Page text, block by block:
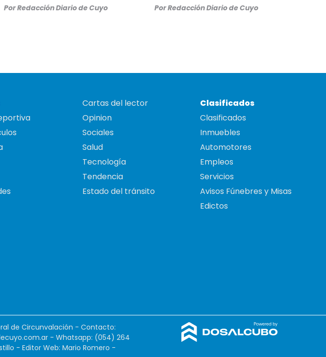
PorRedacción Diario de Cuyo PorRedacción Diario de Cuyo
Cartas del lector
Opinion
Sociales
Salud
Tecnología
Tendencia
Estado del tránsito
Clasificados
Clasificados
Inmuebles
Automotores
Empleos
Servicios
Avisos Fúnebres y Misas
Edictos
de Circunvalación - Contacto:
- Whatsapp: (054) 264
- Editor Web: Mario Romero -